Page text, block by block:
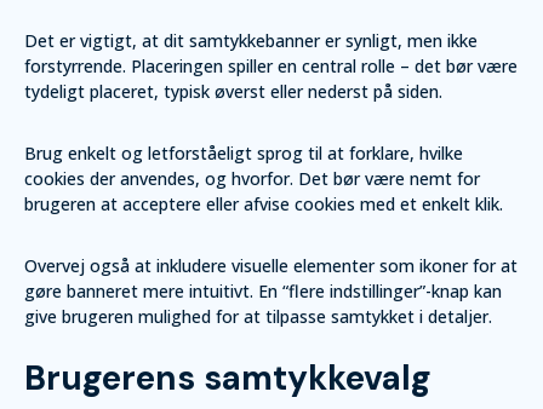
Det er vigtigt, at dit samtykkebanner er synligt, men ikke
forstyrrende. Placeringen spiller en central rolle – det bør være
tydeligt placeret, typisk øverst eller nederst på siden.
Brug enkelt og letforståeligt sprog til at forklare, hvilke
cookies der anvendes, og hvorfor. Det bør være nemt for
brugeren at acceptere eller afvise cookies med et enkelt klik.
Overvej også at inkludere visuelle elementer som ikoner for at
gøre banneret mere intuitivt. En “flere indstillinger”-knap kan
give brugeren mulighed for at tilpasse samtykket i detaljer.
Brugerens samtykkevalg